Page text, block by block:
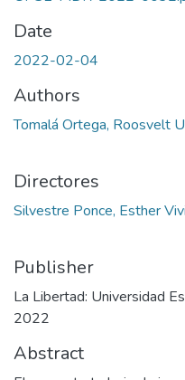
Date
2022-02-04
Authors
Tomalá Ortega, Roosvelt
Directores
Silvestre Ponce, Esther
Publisher
La Libertad: Universidad
2022
Abstract